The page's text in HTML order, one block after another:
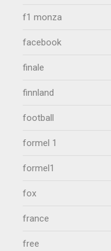
f1 monza
facebook
finale
finnland
football
formel 1
formel1
fox
france
free